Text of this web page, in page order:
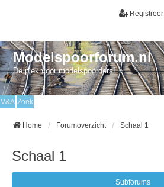
Registreer
Modelspoorforum.nl
De plek voor modelspoorders!
V&A Zoek
Home Forumoverzicht Schaal 1
Schaal 1
Subforums